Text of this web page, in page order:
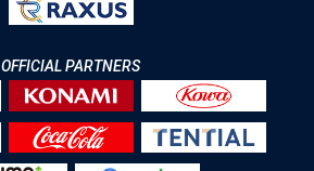
OFFICIAL PARTNERS